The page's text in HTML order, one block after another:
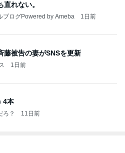
れない。
ブログPowered by Ameba 1日前
藤被告の妻がSNSを更新
1日前
4本
ろ？ 11日前